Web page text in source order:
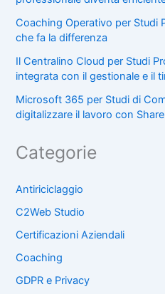
Coaching Operativo per Studi
che fa la differenza
Il Centralino Cloud per Studi
integrata con il gestionale e il
Microsoft 365 per Studi di
digitalizzare il lavoro con
Categorie
Antiriciclaggio
C2Web Studio
Certificazioni Aziendali
Coaching
GDPR e Privacy